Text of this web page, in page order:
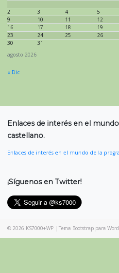
agosto 2026
2
3 4 5
9
10 11 12
16
17 18 19
23
24 25 26
30
31
« Dic
Enlaces de interés en el
castellano.
Enlaces de interés en el mundo de la
¡Síguenos en Twitter!
© 2026 KS7000+WP | Tema Bootstrap para